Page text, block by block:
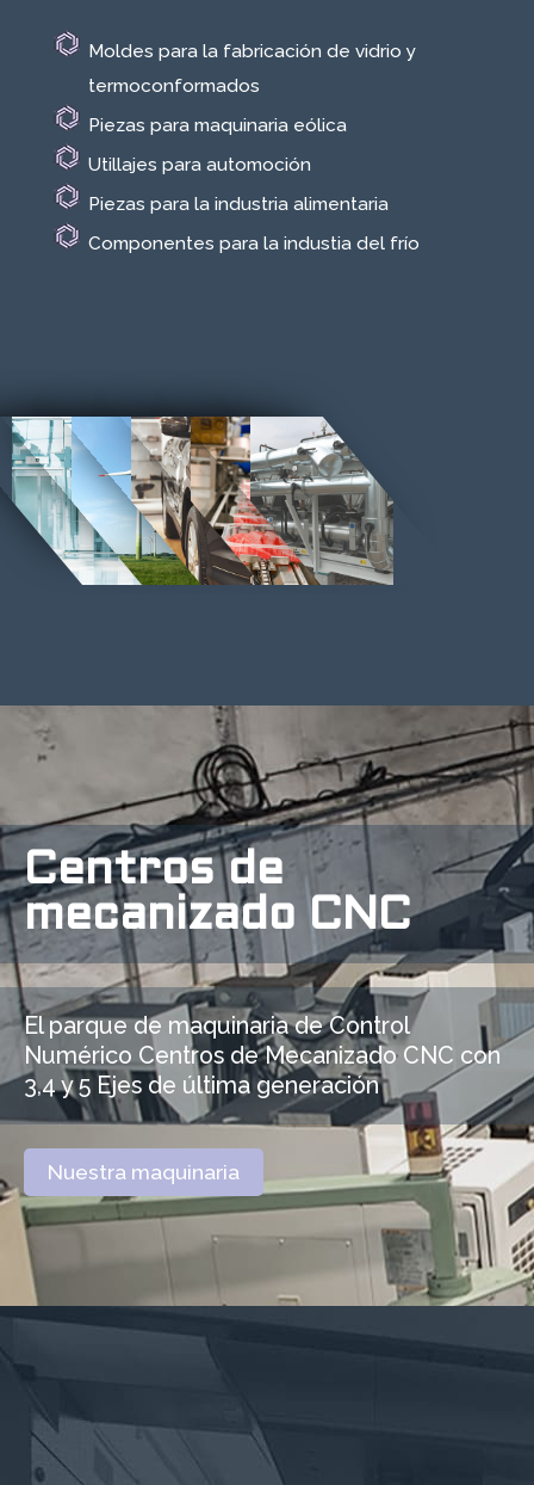
Moldes para la fabricación de vidrio y
termoconformados
Piezas para maquinaria eólica
Utillajes para automoción
Piezas para la industria alimentaria
Componentes para la industia del frío
Centros de
mecanizado CNC
El parque de maquinaria de Control
Numérico Centros de Mecanizado CNC con
3,4 y 5 Ejes de última generación
Nuestra maquinaria